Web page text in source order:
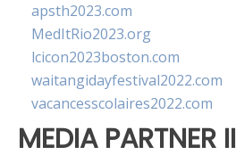
apsth2023.com
MedItRio2023.org
lcicon2023boston.com
waitangidayfestival2022.com
vacancesscolaires2022.com
MEDIA PARTNER II